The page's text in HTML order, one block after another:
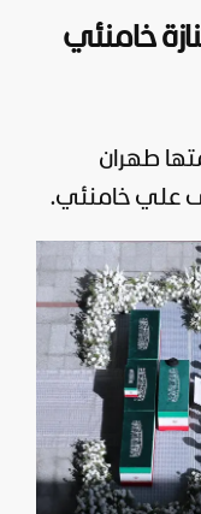
خامنئي
طهران
علي خامنئي.